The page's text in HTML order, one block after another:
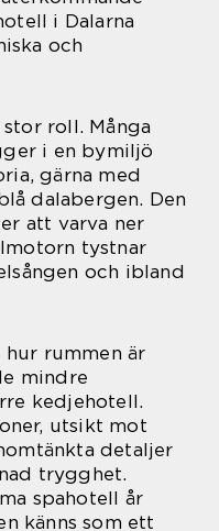
i Dalarna
och
roll. Många
i en bymiljö
gärna med
dalabergen. Den
att varva ner
tystnar
och ibland
hur rummen är
mindre
kedjehotell.
utsikt mot
detaljer
trygghet.
spahotell år
känns som ett